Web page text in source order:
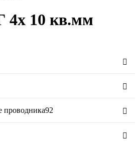
4х 10 кв.мм
проводника92